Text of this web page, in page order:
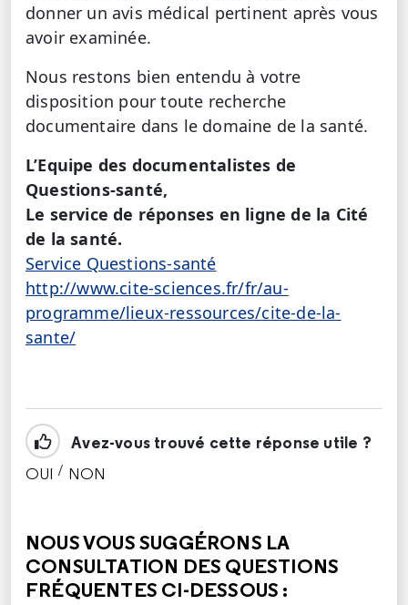
donner un avis médical pertinent après vous
avoir examinée.
Nous restons bien entendu à votre
disposition pour toute recherche
documentaire dans le domaine de la santé.
L’Equipe des documentalistes de
Questions-santé,
Le service de réponses en ligne de la Cité
de la santé.
Service Questions-santé
http://www.cite-sciences.fr/fr/au-
programme/lieux-ressources/cite-de-la-
sante/
Avez-vous trouvé cette réponse utile ?
OUI / NON
NOUS VOUS SUGGÉRONS LA
CONSULTATION DES QUESTIONS
FRÉQUENTES CI-DESSOUS :